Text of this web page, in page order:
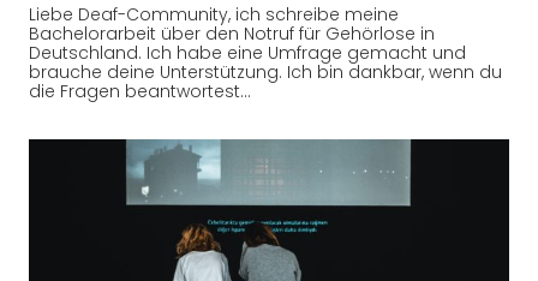
Liebe Deaf-Community, ich schreibe meine
Bachelorarbeit über den Notruf für Gehörlose in
Deutschland. Ich habe eine Umfrage gemacht und
brauche deine Unterstützung. Ich bin dankbar, wenn du
die Fragen beantwortest…